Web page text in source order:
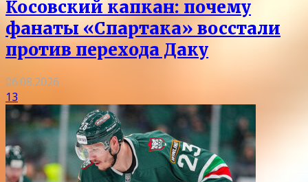
Косовский капкан: почему
фанаты «Спартака» восстали
против перехода Даку
06.08.2026
13